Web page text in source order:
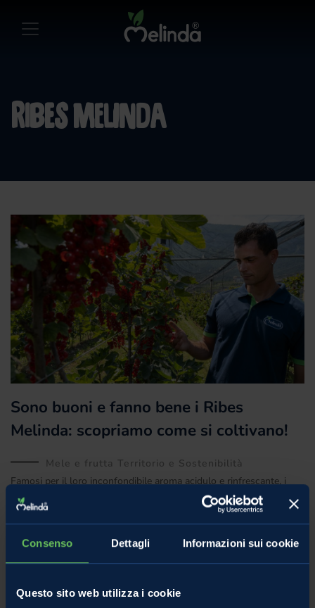
Consenso Dettagli Informazioni sui cookie
Questo sito web utilizza i cookie
Ribes Melinda
Sono buoni e fanno bene i Ribes
Melinda: scopriamo come si coltivano!
Mele e frutta Territorio e Sostenibilità
Famosi per il loro inconfondibile aroma acidulo e rinfrescante, i
ribes sono allo stesso tempo un valido alleato della salute e del
gusto. Ottimi nei